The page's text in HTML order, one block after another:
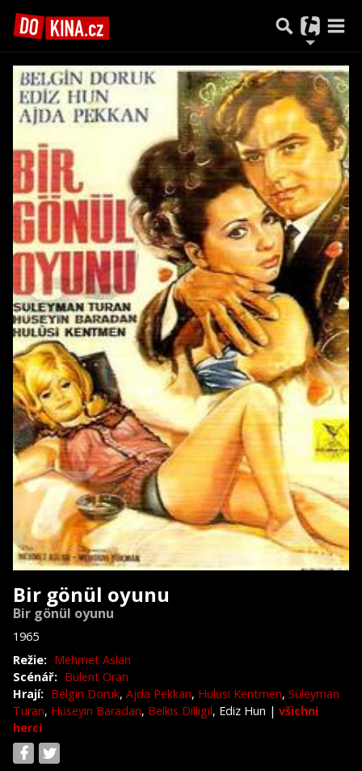
Bir gönül oyunu
Bir gönül oyunu
1965
Režie: Mehmet Aslan
Scénář: Bülent Oran
Hrají: Belgin Doruk, Ajda Pekkan, Hulusi Kentmen, Süleyman
Turan, Hüseyin Baradan, Belkis Dilligil, Ediz Hun | všichni
herci